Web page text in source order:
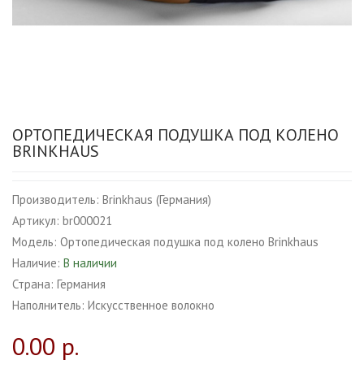
ОРТОПЕДИЧЕСКАЯ ПОДУШКА ПОД КОЛЕНО
BRINKHAUS
Производитель: Brinkhaus (Германия)
Артикул: br000021
Модель: Ортопедическая подушка под колено Brinkhaus
Наличие: В наличии
Страна: Германия
Наполнитель: Искусственное волокно
0.00 р.